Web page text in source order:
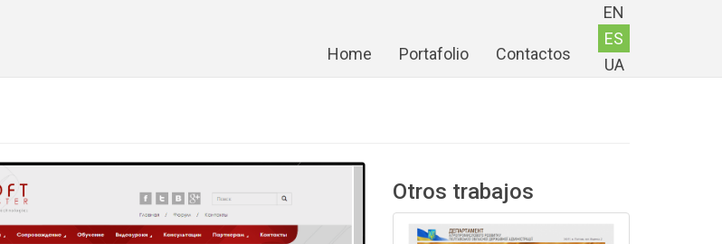
EN
ES
UA
Home Portafolio Contactos
Otros trabajos